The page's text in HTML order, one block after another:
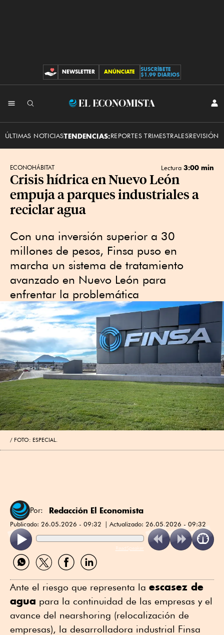
CONTRIBUCIONES
NEWSLETTER ANÚNCIATE
SUSCRÍBETE
$1.99 DIARIOS
El
ÚLTIMAS NOTICIASTENDENCIAS:REPORTES TRIMESTRALESREVISIÓN
ECONOHÁBITAT Lectura 3:00 min
Crisis hídrica en Nuevo León
empuja a parques industriales a
reciclar agua
Con una inversión superior a 30
millones de pesos, Finsa puso en
marcha un sistema de tratamiento
avanzado en Nuevo León para
enfrentar la problemática
FOTO: ESPECIAL.
Por: Redacción El Economista
Publicado: 26.05.2026 - 09:32 Actualizado: 26.05.2026 - 09:32
ReadSpeaker
Compartir
por
Compartir
por
Compartir
por
Compartir
por
Ante el riesgo que representa la escasez de
agua para la continuidad de las empresas y el
avance del nearshoring (relocalización de
empresas), la desarrolladora industrial Finsa